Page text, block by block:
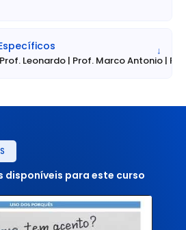
Leonardo | Prof. Marco Antonio |
↓
disponíveis para este curso